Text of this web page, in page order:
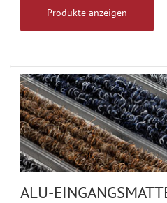
Produkte anzeigen
ALU-